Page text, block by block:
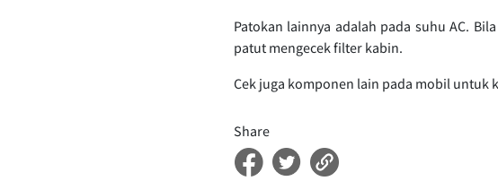
Patokan lainnya adalah pada suhu AC.
patut mengecek filter kabin.
Cek juga komponen lain pada mobil untuk
Share